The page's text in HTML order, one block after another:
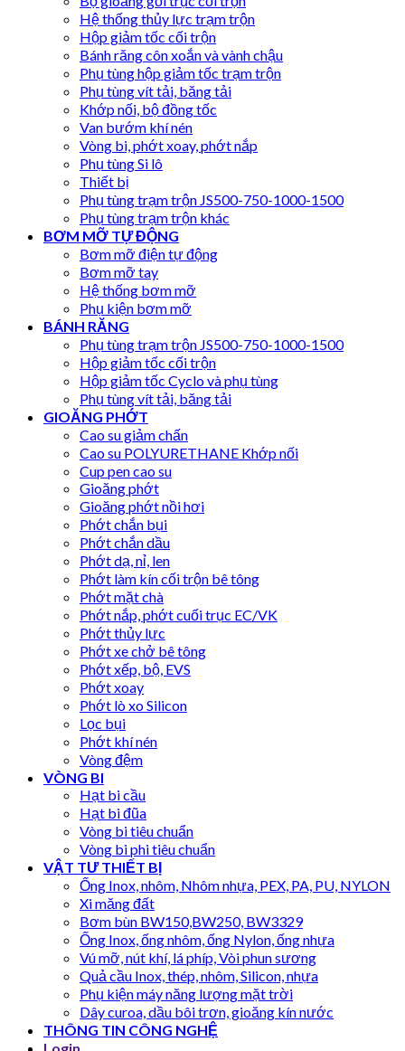
Hệ thống thủy lực trạm trộn
Hộp giảm tốc cối trộn
Bánh răng côn xoắn và vành chậu
Phụ tùng hộp giảm tốc trạm trộn
Phụ tùng vít tải, băng tải
Khớp nối, bộ đồng tốc
Van bướm khí nén
Vòng bi, phớt xoay, phớt nắp
Phụ tùng Si lô
Thiết bị
Phụ tùng trạm trộn JS500-750-1000-1500
Phụ tùng trạm trộn khác
BƠM MỠ TỰ ĐỘNG
Bơm mỡ điện tự động
Bơm mỡ tay
Hệ thống bơm mỡ
Phụ kiện bơm mỡ
BÁNH RĂNG
Phụ tùng trạm trộn JS500-750-1000-1500
Hộp giảm tốc cối trộn
Hộp giảm tốc Cyclo và phụ tùng
Phụ tùng vít tải, băng tải
GIOĂNG PHỚT
Cao su giảm chấn
Cao su POLYURETHANE Khớp nối
Cup pen cao su
Gioăng phớt
Gioăng phớt nồi hơi
Phớt chắn bụi
Phớt chắn dầu
Phớt dạ, nỉ, len
Phớt làm kín cối trộn bê tông
Phớt mặt chà
Phớt nắp, phớt cuối trục EC/VK
Phớt thủy lực
Phớt xe chở bê tông
Phớt xếp, bộ, EVS
Phớt xoay
Phớt lò xo Silicon
Lọc bụi
Phớt khí nén
Vòng đệm
VÒNG BI
Hạt bi cầu
Hạt bi đũa
Vòng bi tiêu chuẩn
Vòng bi phi tiêu chuẩn
VẬT TƯ THIẾT BỊ
Ống Inox, nhôm, Nhôm nhựa, PEX, PA, PU, NYLON
Xi măng đất
Bơm bùn BW150,BW250, BW3329
Ống Inox, ống nhôm, ống Nylon, ống nhựa
Vú mỡ, nút khí, lá phíp, Vòi phun sương
Quả cầu Inox, thép, nhôm, Silicon, nhựa
Phụ kiện máy năng lượng mặt trời
Dây curoa, dầu bôi trơn, gioăng kín nước
THÔNG TIN CÔNG NGHỆ